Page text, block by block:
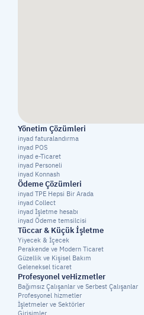
Yönetim Çözümleri
inyad faturalandırma
inyad POS
inyad e-Ticaret
inyad Personeli
inyad Konnash
Ödeme Çözümleri
inyad TPE Hepsi Bir Arada
inyad Collect
inyad İşletme hesabı
inyad Ödeme temsilcisi
Tüccar & Küçük İşletme
Yiyecek & İçecek
Perakende ve Modern Ticaret
Güzellik ve Kişisel Bakım
Geleneksel ticaret
Profesyonel veHizmetler
Bağımsız Çalışanlar ve Serbest Çalışanlar
Profesyonel hizmetler
İşletmeler ve Sektörler